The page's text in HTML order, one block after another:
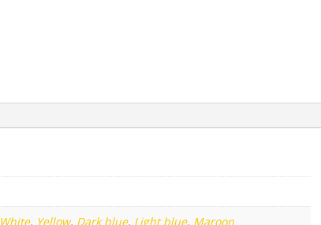
White, Yellow, Dark blue, Light blue, Maroon